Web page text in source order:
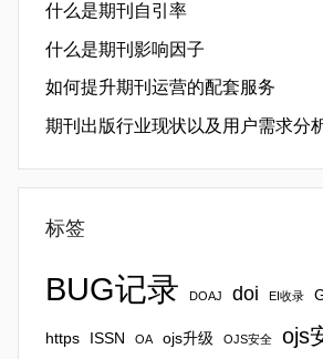
什么是期刊自引率
什么是期刊影响因子
如何提升期刊运营的配套服务
期刊出版行业现状以及用户需求分
标签
BUG记录 DOAJ doi EI收录
https ISSN OA ojs升级 OJS安全 ojs